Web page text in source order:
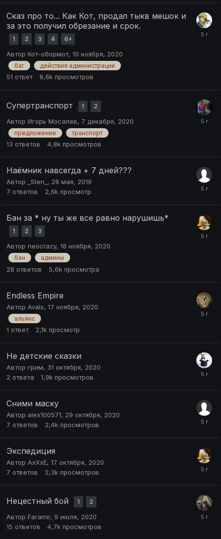
Сказ про то... Как Кот, продал тыкв мешок и
за это получил обрезание и срок.
1 2 3 4 6
Автор Кот-обормот, 10 ноября, 2020
баг действия администрации
51 ответ 8,6k просмотров
Супертранспорт 1 2
Автор Игорь Мосалев, 7 декабря, 2020
предложение транспорт
13 ответов 4,8k просмотров
Наёмник навсегда + 7 дней???
Автор _Sten_ , 28 мая, 2019
7 ответов 2,6k просмотр
Бан за * ну ты же все равно нарушишь*
1 2 3
Автор neocrazy, 18 ноября, 2020
бан админы
28 ответов 5,6k просмотра
Endless Empire
Автор Avals, 17 ноября, 2020
альянс
1 ответ 2,1k просмотр
Не детские сказки
Автор грим, 31 октября, 2020
2 ответа 1,9k просмотров
Сними маску
Автор alex100571, 29 октября, 2020
7 ответов 2,4k просмотров
Экспедиция
Автор АхХхЕ, 17 октября, 2020
7 ответов 2,3k просмотров
Нецестный бой 1 2
Автор Faramir, 9 июля, 2020
15 ответов 4,7k просмотров